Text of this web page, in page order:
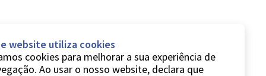
website utiliza cookies
cookies para melhorar a sua experiência de
Ao usar o nosso website, declara que